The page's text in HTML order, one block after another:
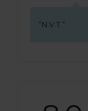
N.V.T.